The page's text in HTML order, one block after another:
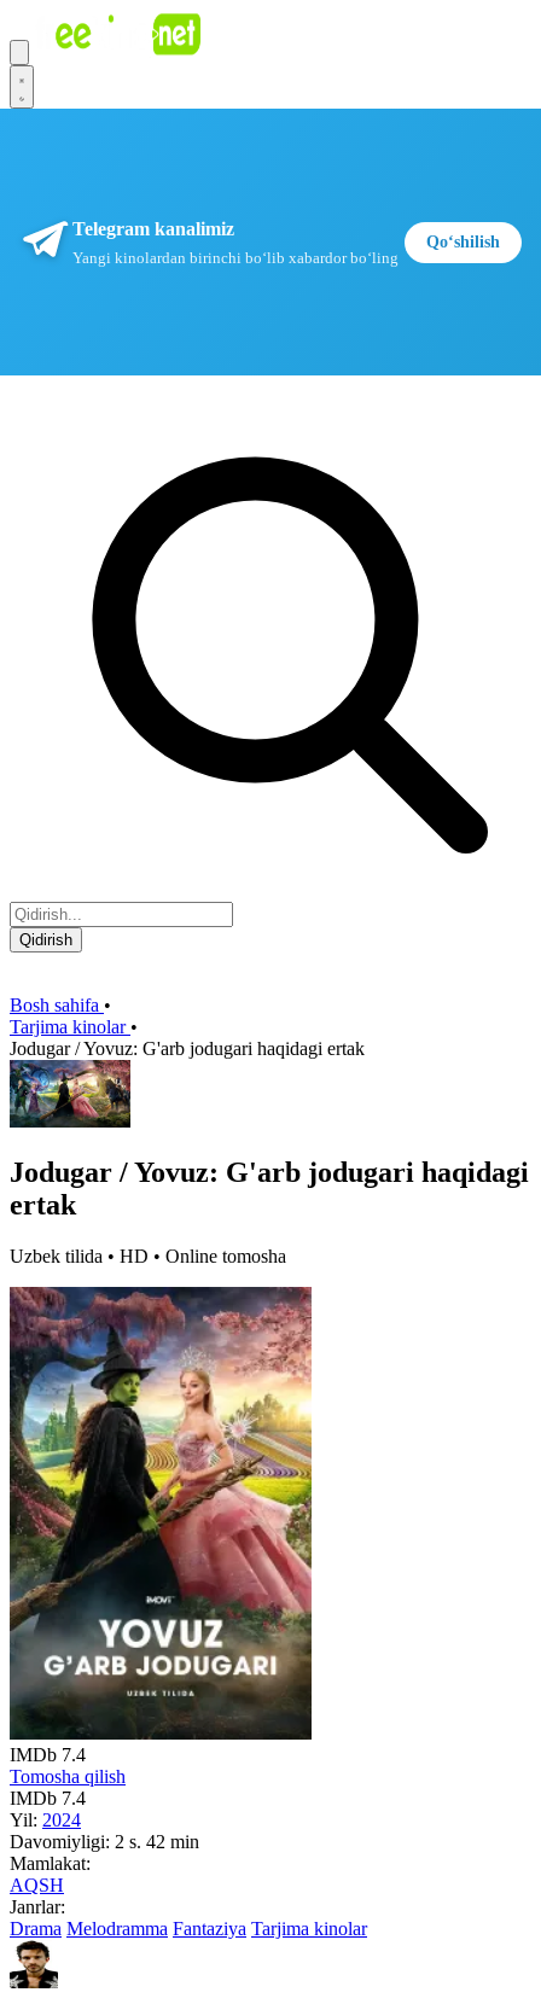
Qidirish
Bosh sahifa •
Tarjima kinolar •
Jodugar / Yovuz: G'arb jodugari haqidagi ertak
Jodugar / Yovuz: G'arb jodugari haqidagi
ertak
Uzbek tilida • HD • Online tomosha
IMDb 7.4
Tomosha qilish
IMDb 7.4
Yil: 2024
Davomiyligi: 2 s. 42 min
Mamlakat:
AQSH
Janrlar:
Drama Melodramma Fantaziya Tarjima kinolar
Telegram kanalimiz
Yangi kinolardan birinchi boʻlib xabardor boʻling
Qoʻshilish